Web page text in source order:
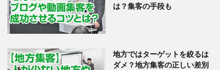
は？集客の手段も
地方ではターゲットを絞るは
ダメ？地方集客の正しい差別